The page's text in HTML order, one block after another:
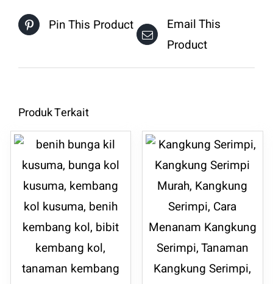
Pin This Product
Email This
Product
Produk Terkait